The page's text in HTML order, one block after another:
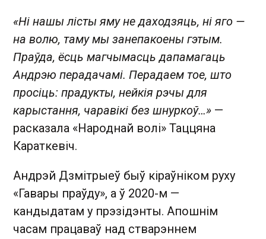
«Ні нашы лісты яму не даходзяць, ні яго —
на волю, таму мы занепакоены гэтым.
Праўда, ёсць магчымасць дапамагаць
Андрэю перадачамі. Перадаем тое, што
просіць: прадукты, нейкія рэчы для
карыстання, чаравікі без шнуркоў…» —
расказала «Народнай волі» Таццяна
Караткевіч.
Андрэй Дзмітрыеў быў кіраўніком руху
«Гавары праўду», а ў 2020-м —
кандыдатам у прэзідэнты. Апошнім
часам працаваў над стварэннем